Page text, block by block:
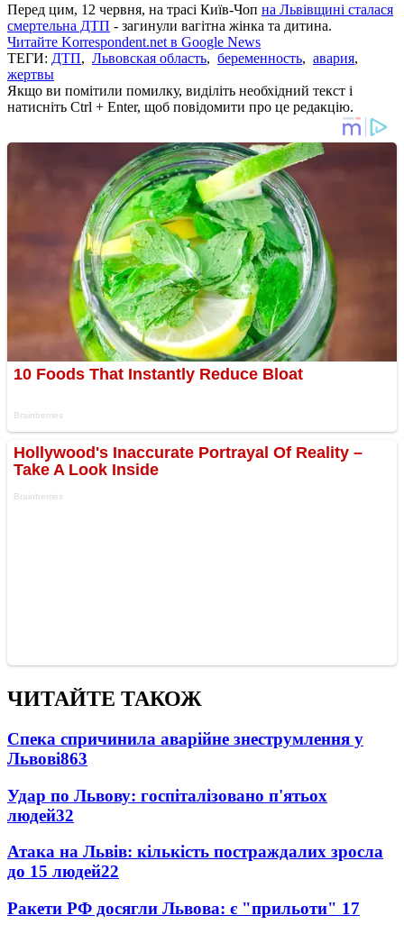
Перед цим, 12 червня, на трасі Київ-Чоп на Львівщині сталася
смертельна ДТП - загинули вагітна жінка та дитина.
Читайте Korrespondent.net в Google News
ТЕГИ: ДТП, Львовская область, беременность, авария,
жертвы
Якщо ви помітили помилку, виділіть необхідний текст і
натисніть Ctrl + Enter, щоб повідомити про це редакцію.
ЧИТАЙТЕ ТАКОЖ
Спека спричинила аварійне знеструмлення у
Львові863
Удар по Львову: госпіталізовано п'ятьох
людей32
Атака на Львів: кількість постраждалих зросла
до 15 людей22
Ракети РФ досягли Львова: є "прильоти" 17